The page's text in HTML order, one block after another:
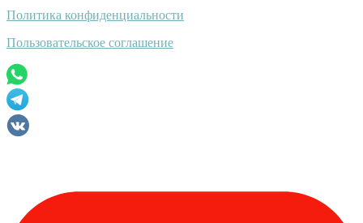
Политика конфиденциальности
Пользовательское соглашение